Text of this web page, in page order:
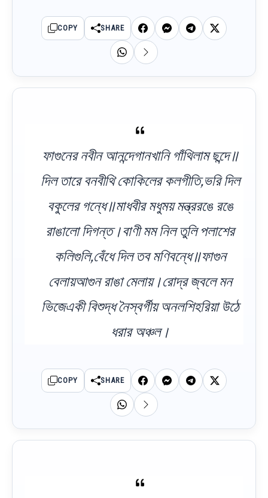
COPY SHARE
ফাগুনের নবীন আনন্দেগানখানি গাঁথিলাম ছন্দে॥
দিল তারে বনবীথি কোকিলের কলগীতি,ভরি দিল
বকুলের গন্ধে॥মাধবীর মধুময় মন্ত্ররঙে রঙে
রাঙালো দিগন্ত।বাণী মম নিল তুলি পলাশের
কলিগুলি,বেঁধে দিল তব মণিবন্ধে॥ফাগুন
বেলায়আগুন রাঙা মেলায়।রোদ্র জ্বলে মন
ভিজেএকী বিশুদ্ধ নৈস্বর্গীয় অনলশিহরিয়া উঠে
ধরার অঞ্চল।
COPY SHARE